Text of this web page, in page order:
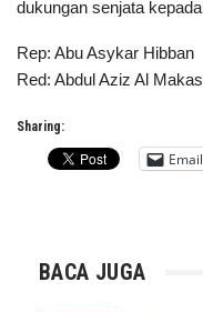
dukungan senjata
Rep: Abu Asykar Hibban
Red: Abdul Aziz Al
Sharing:
Email
BACA JUGA